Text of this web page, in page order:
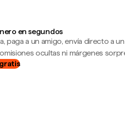
en segundos
paga a un amigo, envía directo a
ocultas ni márgenes